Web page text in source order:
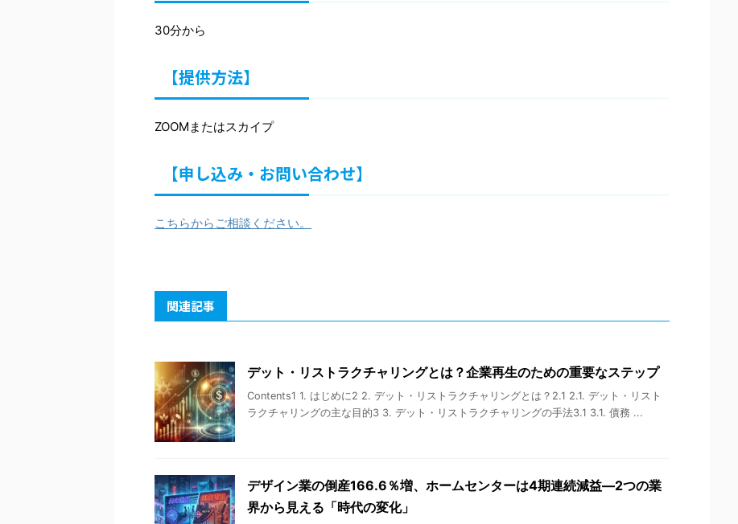
30分から
【提供方法】
ZOOMまたはスカイプ
【申し込み・お問い合わせ】
こちらからご相談ください。
関連記事
デット・リストラクチャリングとは？企業再生のための重要なステップ
Contents1 1. はじめに2 2. デット・リストラクチャリングとは？2.1 2.1. デット・リスト
ラクチャリングの主な目的3 3. デット・リストラクチャリングの手法3.1 3.1. 債務 ...
デザイン業の倒産166.6％増、ホームセンターは4期連続減益―2つの業
界から見える「時代の変化」